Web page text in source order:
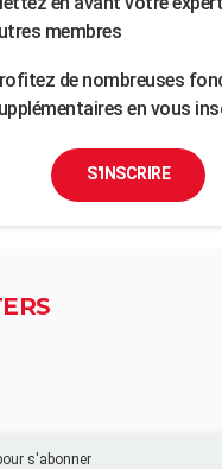
membres
de nombreuses
en vous
S'INSCRIRE